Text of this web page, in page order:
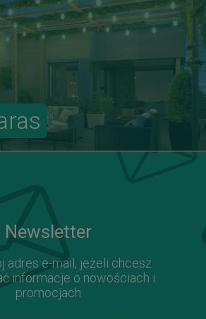
Newsletter
adres e-mail, jeżeli chcesz
informacje o nowościach i
promocjach